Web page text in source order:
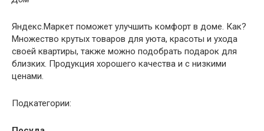
Яндекс.Маркет поможет улучшить комфорт в доме. Как?
Множество крутых товаров для уюта, красоты и ухода
своей квартиры, также можно подобрать подарок для
близких. Продукция хорошего качества и с низкими
ценами.
Подкатегории: